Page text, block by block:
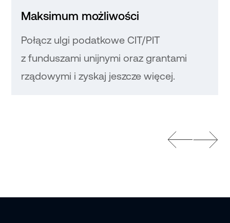
Maksimum możliwości
Połącz ulgi podatkowe CIT/PIT
z funduszami unijnymi oraz grantami
rządowymi i zyskaj jeszcze więcej.